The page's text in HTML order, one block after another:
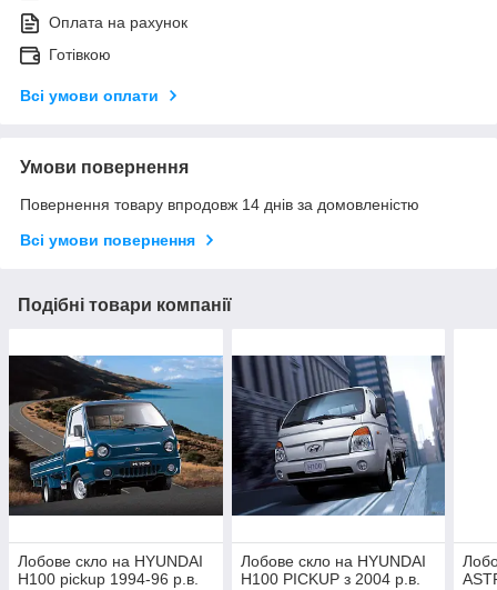
Оплата на рахунок
Готівкою
Всі умови оплати
Умови повернення
Повернення товару впродовж 14 днів за домовленістю
Всі умови повернення
Подібні товари компанії
Лобове скло на HYUNDAI
H100 pickup 1994-96 р.в.
Лобове скло на HYUNDAI
H100 PICKUP з 2004 р.в.